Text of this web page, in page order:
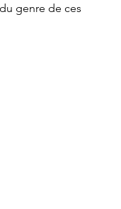
genre de ces